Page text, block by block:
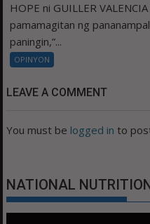
HOPE ni GUILLER
pamamagitan ng
paningin,”...
OPINYON
LEAVE A COMMENT
You must be logged in to
NATIONAL